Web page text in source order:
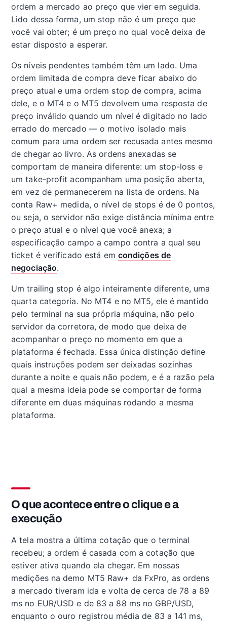
ordem a mercado ao preço que vier em seguida.
Lido dessa forma, um stop não é um preço que
você vai obter; é um preço no qual você deixa de
estar disposto a esperar.
Os níveis pendentes também têm um lado. Uma
ordem limitada de compra deve ficar abaixo do
preço atual e uma ordem stop de compra, acima
dele, e o MT4 e o MT5 devolvem uma resposta de
preço inválido quando um nível é digitado no lado
errado do mercado — o motivo isolado mais
comum para uma ordem ser recusada antes mesmo
de chegar ao livro. As ordens anexadas se
comportam de maneira diferente: um stop-loss e
um take-profit acompanham uma posição aberta,
em vez de permanecerem na lista de ordens. Na
conta Raw+ medida, o nível de stops é de 0 pontos,
ou seja, o servidor não exige distância mínima entre
o preço atual e o nível que você anexa; a
especificação campo a campo contra a qual seu
ticket é verificado está em condições de
negociação.
Um trailing stop é algo inteiramente diferente, uma
quarta categoria. No MT4 e no MT5, ele é mantido
pelo terminal na sua própria máquina, não pelo
servidor da corretora, de modo que deixa de
acompanhar o preço no momento em que a
plataforma é fechada. Essa única distinção define
quais instruções podem ser deixadas sozinhas
durante a noite e quais não podem, e é a razão pela
qual a mesma ideia pode se comportar de forma
diferente em duas máquinas rodando a mesma
plataforma.
O que acontece entre o clique e a
execução
A tela mostra a última cotação que o terminal
recebeu; a ordem é casada com a cotação que
estiver ativa quando ela chegar. Em nossas
medições na demo MT5 Raw+ da FxPro, as ordens
a mercado tiveram ida e volta de cerca de 78 a 89
ms no EUR/USD e de 83 a 88 ms no GBP/USD,
enquanto o ouro registrou média de 83 a 141 ms,